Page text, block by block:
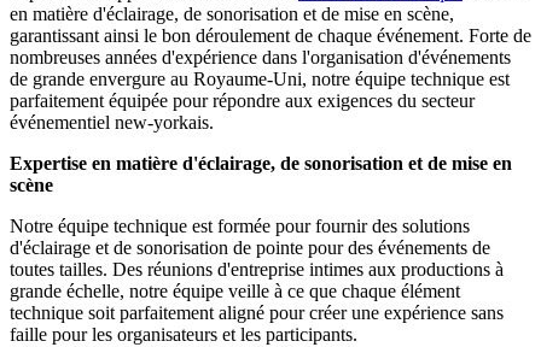
en matière d'éclairage, de sonorisation et de mise en scène,
garantissant ainsi le bon déroulement de chaque événement. Forte de
nombreuses années d'expérience dans l'organisation d'événements
de grande envergure au Royaume-Uni, notre équipe technique est
parfaitement équipée pour répondre aux exigences du secteur
événementiel new-yorkais.
Expertise en matière d'éclairage, de sonorisation et de mise en
scène
Notre équipe technique est formée pour fournir des solutions
d'éclairage et de sonorisation de pointe pour des événements de
toutes tailles. Des réunions d'entreprise intimes aux productions à
grande échelle, notre équipe veille à ce que chaque élément
technique soit parfaitement aligné pour créer une expérience sans
faille pour les organisateurs et les participants.